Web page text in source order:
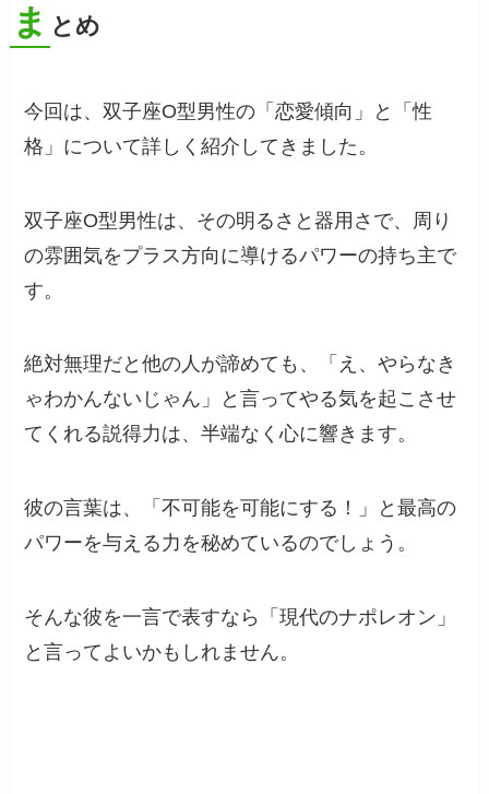
ま とめ
今回は、双子座O型男性の「恋愛傾向」と「性
格」について詳しく紹介してきました。
双子座O型男性は、その明るさと器用さで、周り
の雰囲気をプラス方向に導けるパワーの持ち主で
す。
絶対無理だと他の人が諦めても、「え、やらなき
ゃわかんないじゃん」と言ってやる気を起こさせ
てくれる説得力は、半端なく心に響きます。
彼の言葉は、「不可能を可能にする！」と最高の
パワーを与える力を秘めているのでしょう。
そんな彼を一言で表すなら「現代のナポレオン」
と言ってよいかもしれません。